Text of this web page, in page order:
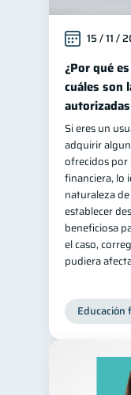
15 / 11 /
¿Por qué
cuáles son
Si eres un
adquirir
ofrecidos por
financiera, lo
naturaleza
establecer
beneficiosa
el caso,
pudiera
Educación